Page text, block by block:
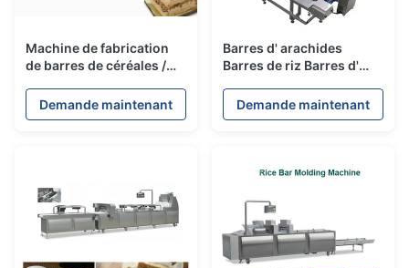
Machine de fabrication
de barres de céréales /
de barres de cacahuètes
continue et automatique
Demande maintenant
Barres d' arachides
Barres de riz Barres d'
fabrication machine
contrôlée par PLC
Demande maintenant